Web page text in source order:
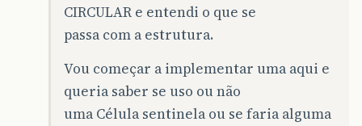
CIRCULAR e entendi o que se
passa com a estrutura.
Vou começar a implementar uma aqui e
queria saber se uso ou não
uma Célula sentinela ou se faria alguma